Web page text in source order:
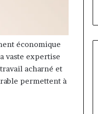
économique
vaste expertise
acharné et
permettent à